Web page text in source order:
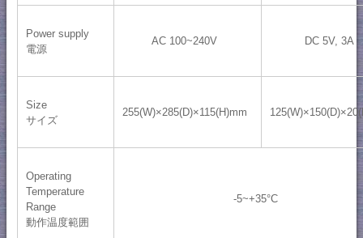
Power supply
電源
AC 100~240V DC 5V, 3A
Size
サイズ
255(W)×285(D)×115(H)mm
Operating
Temperature
Range
動作温度範囲
-5~+35°C